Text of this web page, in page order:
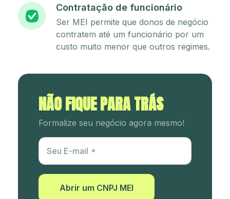
Contratação de funcionário
Ser MEI permite que donos de negócio
contratem até um funcionário por um
custo muito menor que outros regimes.
NÃO FIQUE PARA TRÁS
Formalize seu negócio agora mesmo!
Utm Content
Seu E-mail
Abrir um CNPJ MEI